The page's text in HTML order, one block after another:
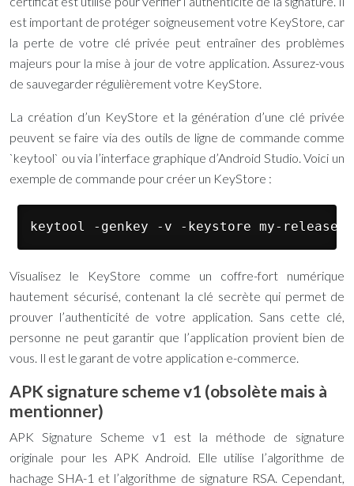
est important de protéger soigneusement votre KeyStore, car
la perte de votre clé privée peut entraîner des problèmes
majeurs pour la mise à jour de votre application. Assurez-vous
de sauvegarder régulièrement votre KeyStore.
La création d’un KeyStore et la génération d’une clé privée
peuvent se faire via des outils de ligne de commande comme
`keytool` ou via l’interface graphique d’Android Studio. Voici un
exemple de commande pour créer un KeyStore :
keytool -genkey -v -keystore my-
Visualisez le KeyStore comme un coffre-fort numérique
hautement sécurisé, contenant la clé secrète qui permet de
prouver l’authenticité de votre application. Sans cette clé,
personne ne peut garantir que l’application provient bien de
vous. Il est le garant de votre application e-commerce.
APK signature scheme v1 (obsolète mais à
mentionner)
APK Signature Scheme v1 est la méthode de signature
originale pour les APK Android. Elle utilise l’algorithme de
hachage SHA-1 et l’algorithme de signature RSA. Cependant,